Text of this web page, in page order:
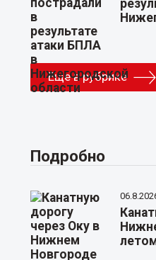
Еще в рубрике
Подробно